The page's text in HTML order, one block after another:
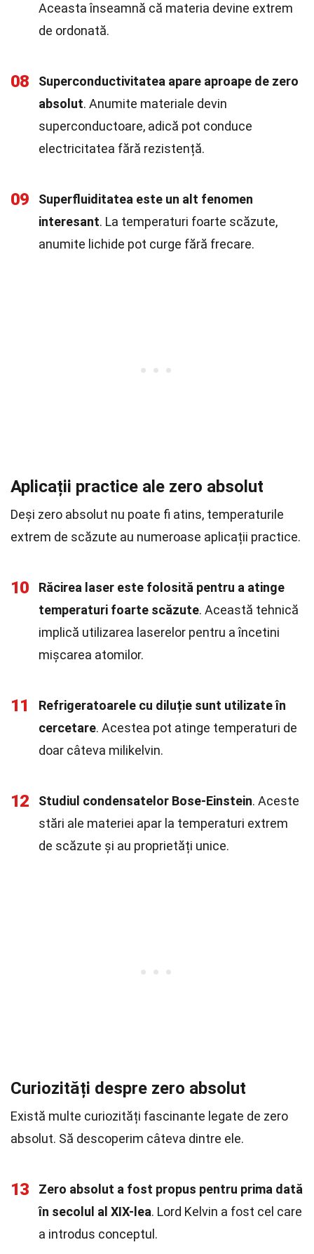
Aceasta înseamnă că materia devine extrem
de ordonată.
08
Superconductivitatea apare aproape de zero
absolut. Anumite materiale devin
superconductoare, adică pot conduce
electricitatea fără rezistență.
09
Superfluiditatea este un alt fenomen
interesant. La temperaturi foarte scăzute,
anumite lichide pot curge fără frecare.
Aplicații practice ale zero absolut
Deși zero absolut nu poate fi atins, temperaturile
extrem de scăzute au numeroase aplicații practice.
10
Răcirea laser este folosită pentru a atinge
temperaturi foarte scăzute. Această tehnică
implică utilizarea laserelor pentru a încetini
mișcarea atomilor.
11
Refrigeratoarele cu diluție sunt utilizate în
cercetare. Acestea pot atinge temperaturi de
doar câteva milikelvin.
12 Studiul condensatelor Bose-Einstein. Aceste
stări ale materiei apar la temperaturi extrem
de scăzute și au proprietăți unice.
Curiozități despre zero absolut
Există multe curiozități fascinante legate de zero
absolut. Să descoperim câteva dintre ele.
13
Zero absolut a fost propus pentru prima dată
în secolul al XIX-lea. Lord Kelvin a fost cel care
a introdus conceptul.